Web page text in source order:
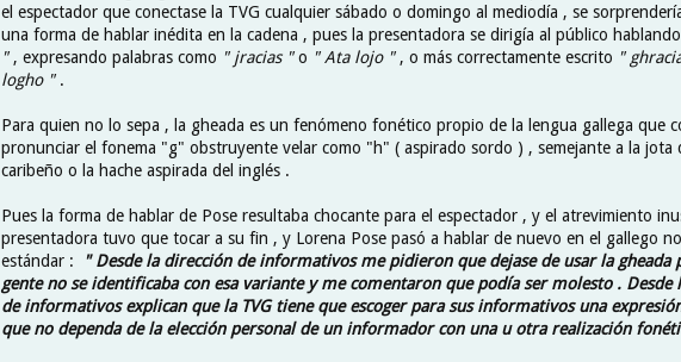
el espectador que conectase la TVG cualquier sábado o domingo al mediodía , se
una forma de hablar inédita en la cadena , pues la presentadora se dirigía al público
", expresando palabras como " jracias "o " Ata lojo ", o más correctamente escrito "
logho ".
Para quien no lo sepa , la gheada es un fenómeno fonético propio de la lengua gallega que
pronunciar el fonema "g" obstruyente velar como "h" ( aspirado sordo ) , semejante a la jota
caribeño o la hache aspirada del inglés .
Pues la forma de hablar de Pose resultaba chocante para el espectador , y el atrevimiento
presentadora tuvo que tocar a su fin , y Lorena Pose pasó a hablar de nuevo en el gallego
estándar :
" Desde la dirección de informativos me pidieron que dejase de usar la gheada
gente no se identificaba con esa variante y me comentaron que podía ser molesto . Desde
de informativos explican que la TVG tiene que escoger para sus informativos una
que no dependa de la elección personal de un informador con una u otra realización